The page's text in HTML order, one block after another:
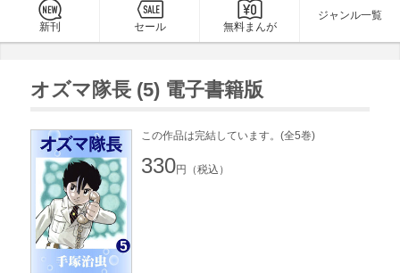
新刊 セール 無料まんが
ジャンル一覧
オズマ隊長 (5) 電子書籍版
この作品は完結しています。(全5巻)
330円（税込）